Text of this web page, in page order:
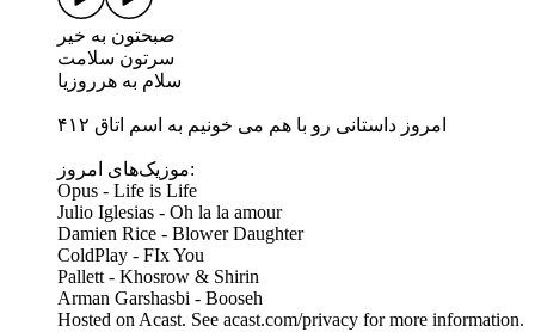
صبحتون به خیر
سرتون سلامت
سلام به هرروزیا
امروز داستانی رو با هم می خونیم به اسم اتاق ۴۱۲
موزیک‌های امروز:
Opus - Life is Life
Julio Iglesias - Oh la la amour
Damien Rice - Blower Daughter
ColdPlay - FIx You
Pallett - Khosrow & Shirin
Arman Garshasbi - Booseh
Hosted on Acast. See acast.com/privacy for more information.